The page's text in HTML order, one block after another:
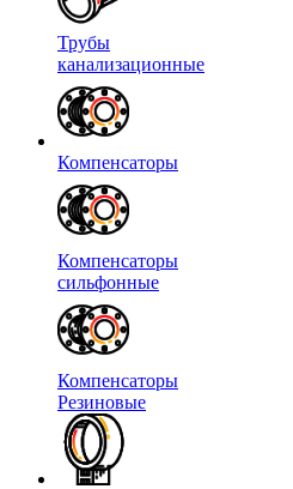
Трубы
канализационные
Компенсаторы
Компенсаторы
сильфонные
Компенсаторы
Резиновые